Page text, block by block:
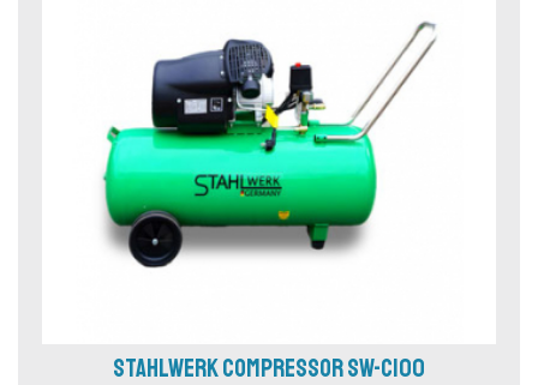
STAHLWERK COMPRESSOR SW-C100